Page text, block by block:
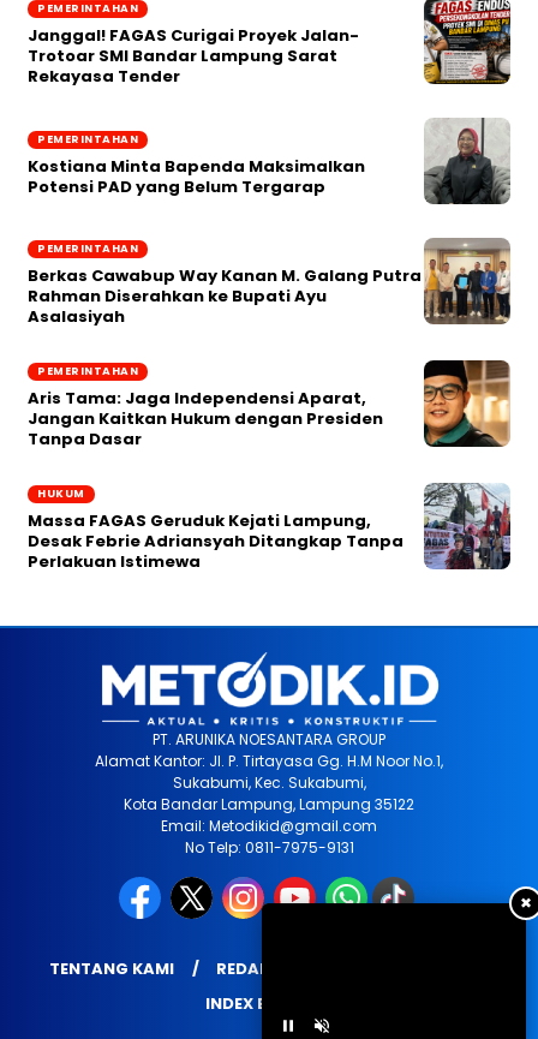
PEMERINTAHAN
Janggal! FAGAS Curigai Proyek Jalan-
Trotoar SMI Bandar Lampung Sarat
Rekayasa Tender
PEMERINTAHAN
Kostiana Minta Bapenda Maksimalkan
Potensi PAD yang Belum Tergarap
PEMERINTAHAN
Berkas Cawabup Way Kanan M. Galang Putra
Rahman Diserahkan ke Bupati Ayu
Asalasiyah
PEMERINTAHAN
Aris Tama: Jaga Independensi Aparat,
Jangan Kaitkan Hukum dengan Presiden
Tanpa Dasar
HUKUM
Massa FAGAS Geruduk Kejati Lampung,
Desak Febrie Adriansyah Ditangkap Tanpa
Perlakuan Istimewa
✖
PT. ARUNIKA NOESANTARA GROUP
Alamat Kantor: Jl. P. Tirtayasa Gg. H.M Noor No.1,
Sukabumi, Kec. Sukabumi,
Kota Bandar Lampung, Lampung 35122
Email: Metodikid@gmail.com
No Telp: 0811-7975-9131
TENTANG KAMI REDAKSI
INDEX BERITA